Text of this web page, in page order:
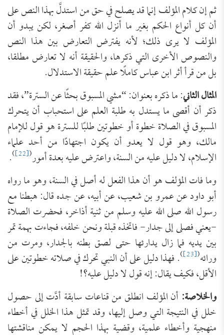
ثم إن كلام المؤلف إنما قد يصلح في حق من استدلَّ بهذا النص على
أن كل أنواع الحكم بغير ما أنزل الله كفر أصغر، لكن يبدو أن
المؤلف لا يرى ذلك؛ لأنه يفترض التعارض بين هذا النص
والنصوص الأخرى التي ذكرها، والحقيقة أنه لا تعارض مطلقا،
بل من قرأ أثر ابن عباس كاملًا علم حقيقة الاستدلال.
المثال الثاني: ما ذكره بعنوان: “مشي المسبوق بحثًا عن السترة”، فقد
ذكر أن أقصى ما يستدل به طلبة العلم على استحباب أن يتحرك
المسبوق في الصلاة خطوة أو خطوتين طلبًا للسترة هو قول للإمام
مالك، وهو قول لا يعدو أن يكون اجتهادًا من أحد علماء
الإسلام، لا دليل عليه من السنة، واعترض عليه بعدة أمور(
[22]
)
.
وما فات المؤلف هو أن هذا الفعل له أصل في السنة، وهو ما رواه
أبو داود عن عمرو بن شعيب، عن أبيه، عن جده قال: هبطنا مع
رسول الله صلى الله عليه وسلم من ثنية أذاخر، فحضرت الصلاة
-يعني فصلى إلى جدار- فاتخذه قبلة ونحن خلفه، فجاءت بهمة تمر
بين يديه فما زال يدارئها حتى لصق بطنه بالجدار، ومرت من
ورائه(
[23]
). فهذا دليل على أن النبي تحرك في صلاته خطوتين على
الأقل، فكيف يقال: إنه قول لا دليل عليه؟!
والخلاصة: أن المؤلف انطلق من قناعات سابقة أدَّت إلى حصول
خلل في النتيجة التي وصل إليها، وقد تمثل هذا الخلل في أخطاء
منهجية وأخطاء علمية، وقضية بهذا الحجم لا يمكن مناقشتها